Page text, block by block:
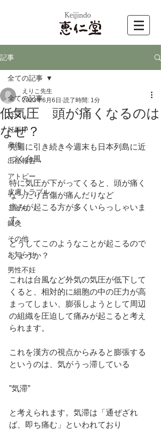
​Keijindo
記事
全ての記事
妊活
妊娠中
産後
出産報告
アトピー
皮膚トラブル
こども
鍼灸
その他
お知らせ
男性不妊
全ての記事
低気圧 頭が痛くなるのは
なぜ？
えりこ先生
2023年6月6日 読了時間: 1分
先週に引き続き今週末も日本列島に近
づく台風
特に気圧が下がってくると、頭が痛く
なったり古傷が痛んだりなど
痛みが起こる方が多くいらっしゃいま
す。
どうしてこのようなことが起こるので
しょうか？
これは台風など外気の気圧が低下して
くると、相対的に細胞の中の圧力が高
まってしまい、膨張しようとして周辺
の組織を圧迫して痛みが起こると考え
られます。
これを漢方の視点からみると膨張する
というのは、気がうっ滞している
”気滞”
と考えられます。気滞は「通ぜざれ
ば、即ち痛む」といわれており